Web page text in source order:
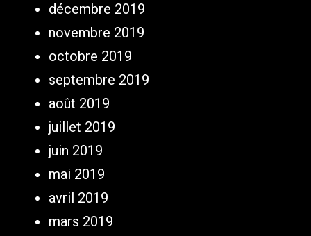
décembre 2019
novembre 2019
octobre 2019
septembre 2019
août 2019
juillet 2019
juin 2019
mai 2019
avril 2019
mars 2019